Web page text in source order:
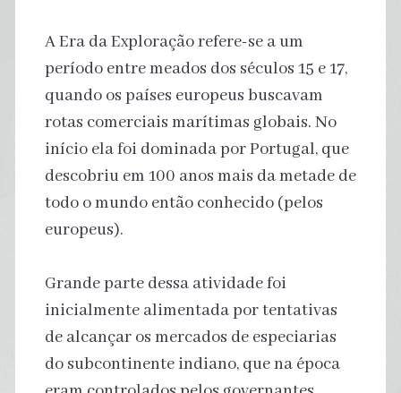
A Era da Exploração refere-se a um
período entre meados dos séculos 15 e 17,
quando os países europeus buscavam
rotas comerciais marítimas globais. No
início ela foi dominada por Portugal, que
descobriu em 100 anos mais da metade de
todo o mundo então conhecido (pelos
europeus).
Grande parte dessa atividade foi
inicialmente alimentada por tentativas
de alcançar os mercados de especiarias
do subcontinente indiano, que na época